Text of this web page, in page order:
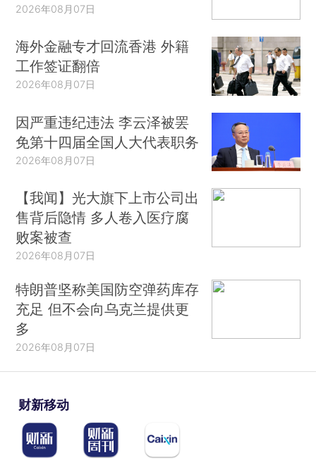
2026年08月07日
海外金融专才回流香港 外籍
工作签证翻倍
2026年08月07日
因严重违纪违法 李云泽被罢
免第十四届全国人大代表职务
2026年08月07日
【我闻】光大旗下上市公司出
售背后隐情 多人卷入医疗腐
败案被查
2026年08月07日
特朗普坚称美国防空弹药库存
充足 但不会向乌克兰提供更
多
2026年08月07日
财新移动